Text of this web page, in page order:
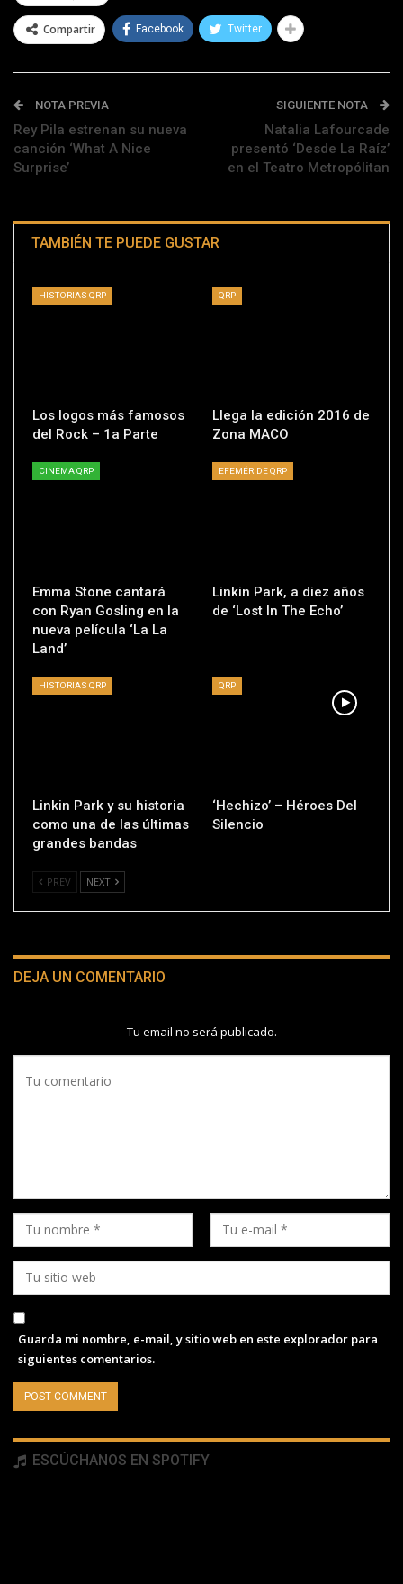
Compartir Facebook Twitter
NOTA PREVIA
Rey Pila estrenan su nueva
canción ‘What A Nice
Surprise’
SIGUIENTE NOTA
Natalia Lafourcade
presentó ‘Desde La Raíz’
en el Teatro Metropólitan
TAMBIÉN TE PUEDE GUSTAR
HISTORIAS QRP
Los logos más famosos
del Rock – 1a Parte
QRP
Llega la edición 2016 de
Zona MACO
CINEMA QRP
Emma Stone cantará
con Ryan Gosling en la
nueva película ‘La La
Land’
EFEMÉRIDE QRP
Linkin Park, a diez años
de ‘Lost In The Echo’
HISTORIAS QRP
Linkin Park y su historia
como una de las últimas
grandes bandas
QRP
‘Hechizo’ – Héroes Del
Silencio
PREV NEXT
DEJA UN COMENTARIO
Tu email no será publicado.
Guarda mi nombre, e-mail, y sitio web en este explorador para
siguientes comentarios.
ESCÚCHANOS EN SPOTIFY